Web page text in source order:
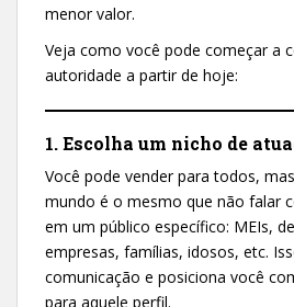
menor valor.
Veja como você pode começar a
autoridade a partir de hoje:
1. Escolha um nicho de
Você pode vender para todos,
mundo é o mesmo que não falar
em um público específico: MEIs,
empresas, famílias, idosos, etc.
comunicação e posiciona você
para aquele perfil.